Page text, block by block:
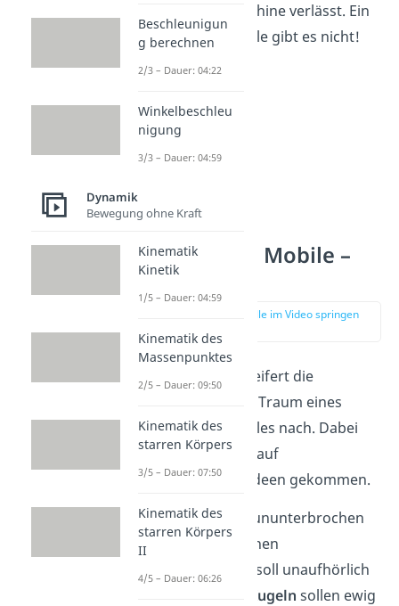
Energie die Maschine verlässt. Ein
Perpetuum Mobile gibt es nicht!
Perpetuum Mobile –
Beispiele
zur Stelle im Video springen
Schon seit jeher eifert die
Menschheit dem Traum eines
Perpetuum Mobiles nach. Dabei
sind die Erfinder auf
verschiedenste Ideen gekommen.
EinRadsoll sich ununterbrochen
drehen, durch einen
Wasserkreislauf
soll unaufhörlich
Kugeln sollen ewig
Beschleunigun
g berechnen
2/3 – Dauer: 04:22
Winkelbeschleu
nigung
3/3 – Dauer: 04:59
Dynamik
Bewegung ohne Kraft
Kinematik
Kinetik
1/5 – Dauer: 04:59
Kinematik des
Massenpunktes
2/5 – Dauer: 09:50
Kinematik des
starren Körpers
3/5 – Dauer: 07:50
Kinematik des
starren Körpers
II
4/5 – Dauer: 06:26